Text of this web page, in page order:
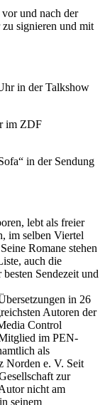
und nach der
signieren und mit
in der Talkshow
im ZDF
in der Sendung
lebt als freier
im selben Viertel
Romane stehen
auch die
Sendezeit und
in 26
Autoren der
Control
im PEN-
als
Norden e. V. Seit
zur
nicht am
seinem